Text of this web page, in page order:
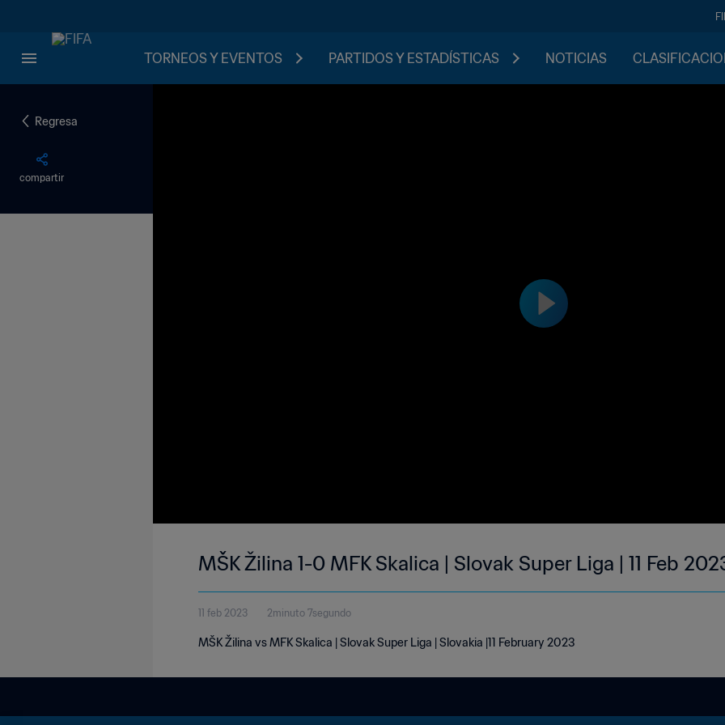
TORNEOS Y EVENTOS PARTIDOS Y ESTADÍSTICAS NOTICIAS
Regresa
compartir
MŠK Žilina 1-0 MFK Skalica | Slovak Super Liga | 11 Feb
11 feb 2023 2minuto 7segundo
MŠK Žilina vs MFK Skalica | Slovak Super Liga | Slovakia |11 February 2023